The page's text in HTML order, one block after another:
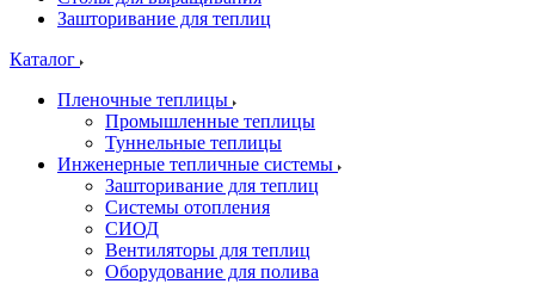
Зашторивание для теплиц
Каталог
Пленочные теплицы
Промышленные теплицы
Туннельные теплицы
Инженерные тепличные системы
Зашторивание для теплиц
Системы отопления
СИОД
Вентиляторы для теплиц
Оборудование для полива